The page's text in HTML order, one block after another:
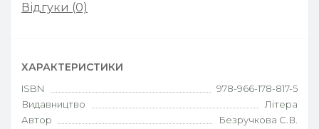
Відгуки (0)
ХАРАКТЕРИСТИКИ
ISBN
978-966-178-817-5
Видавництво
Літера
Автор
Безручкова С.В.